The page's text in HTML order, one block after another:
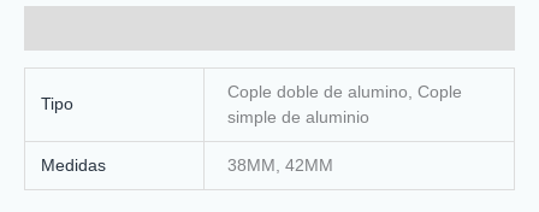
Tipo
Cople doble de alumino, Cople
simple de aluminio
Medidas 38MM, 42MM